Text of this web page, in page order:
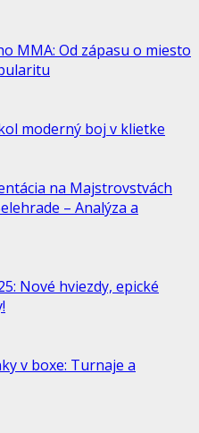
MMA: Od zápasu o miesto
moderný boj v klietke
na Majstrovstvách
– Analýza a
Nové hviezdy, epické
v boxe: Turnaje a